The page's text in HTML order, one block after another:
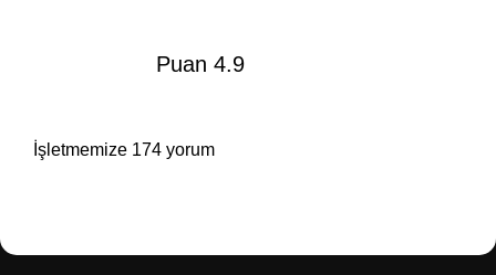
Puan 4.9
İşletmemize 174 yorum